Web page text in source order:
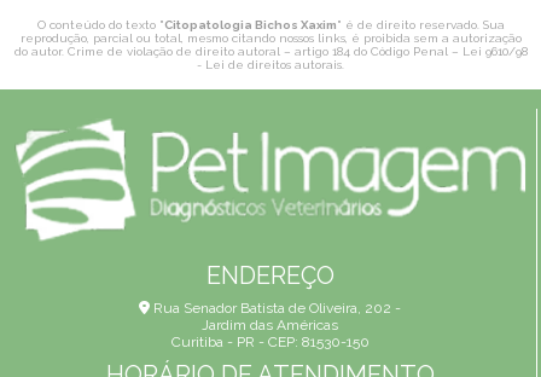
O conteúdo do texto "Citopatologia Bichos Xaxim" é de direito reservado. Sua
reprodução, parcial ou total, mesmo citando nossos links, é proibida sem a autorização
do autor. Crime de violação de direito autoral – artigo 184 do Código Penal – Lei 9610/98
- Lei de direitos autorais
ENDEREÇO
Rua Senador Batista de Oliveira, 202 -
Jardim das Américas
Curitiba - PR - CEP: 81530-150